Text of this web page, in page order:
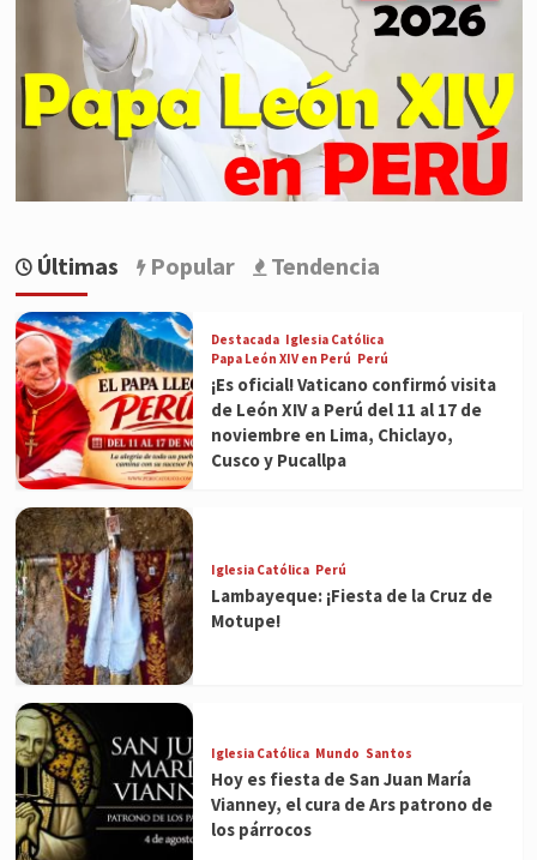
Últimas Popular Tendencia
Destacada Iglesia Católica
Papa León XIV en Perú Perú
¡Es oficial! Vaticano confirmó visita
de León XIV a Perú del 11 al 17 de
noviembre en Lima, Chiclayo,
Cusco y Pucallpa
Iglesia Católica Perú
Lambayeque: ¡Fiesta de la Cruz de
Motupe!
Iglesia Católica Mundo Santos
Hoy es fiesta de San Juan María
Vianney, el cura de Ars patrono de
los párrocos